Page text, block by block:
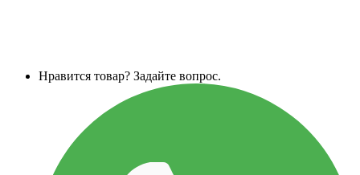
Нравится товар? Задайте вопрос.